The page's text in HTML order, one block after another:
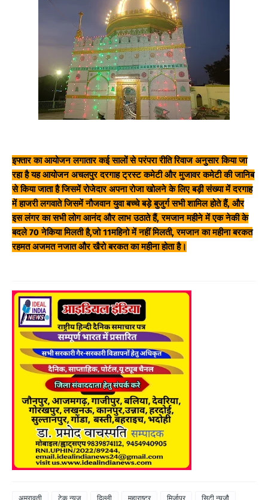
इफ्तार का आयोजन लगातार कई सालों से परंपरा रीति रिवाज अनुसार किया जा
रहा है यह आयोजन अचलपुर दरगाह ट्रस्ट कमेटी और मुजावर कमेटी की जानिब
से किया जाता है जिसमें रोजेदार अपना रोजा खोलने के लिए बड़ी संख्या में दरगाह
में हाजरी लगवाते जिसमें नौजवान युवा बच्चे बड़े बुजुर्ग सभी शामिल होते हैं, और
इस लंगर का सभी लोग आनंद और लाभ उठाते हैं, रमजान महीने में एक नेकी के
बदले 70 नेकिया मिलती है,जो 11महिनो में नहीं मिलती, रमजान का महीना बरकत
रहमत अजमत नजात और खैरो बरकत का महीना होता है।
अमरावती टेक न्यूज़ दिल्ली महाराष्ट्र मिर्जापुर सिटी न्यूज़ौ